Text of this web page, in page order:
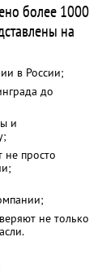
более 1000
на
в России;
до
и
не просто
не только